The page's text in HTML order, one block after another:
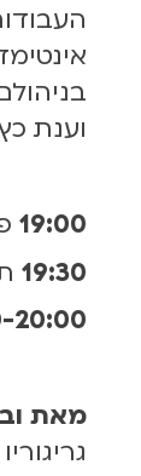
וענת
19:00
19:30
20:00
מאת
גריגוריו